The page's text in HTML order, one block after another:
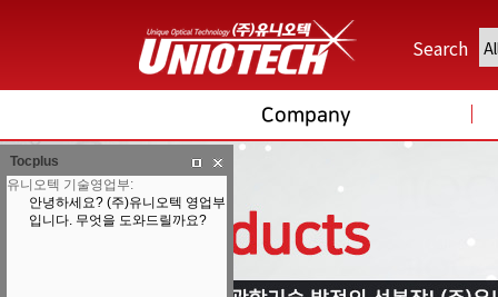
Search
Company
Tocplus